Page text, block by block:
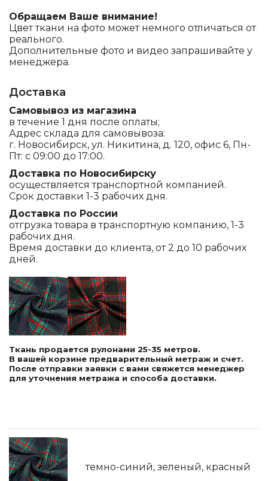
Обращаем Ваше внимание!
Цвет ткани на фото может немного отличаться от
реального.
Дополнительные фото и видео запрашивайте у
менеджера.
Доставка
Самовывоз из магазина
в течение 1 дня после оплаты;
Адрес склада для самовывоза:
г. Новосибирск, ул. Никитина, д. 120, офис 6, Пн-
Пт: с 09:00 до 17:00.
Доставка по Новосибирску
осуществляется транспортной компанией.
Срок доставки 1-3 рабочих дня.
Доставка по России
отгрузка товара в транспортную компанию, 1-3
рабочих дня.
Время доставки до клиента, от 2 до 10 рабочих
дней.
Ткань продается рулонами 25-35 метров.
В вашей корзине предварительный метраж и счет.
После отправки заявки с вами свяжется менеджер
для уточнения метража и способа доставки.
темно-синий, зеленый, красный